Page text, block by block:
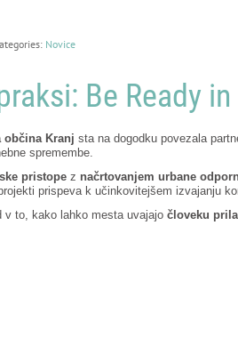
Novice
Be Ready in
občina Kranj sta na dogodku povezala
spremembe.
pristope z načrtovanjem urbane
prispeva k učinkovitejšem izvajanju
v to, kako lahko mesta uvajajo človeku